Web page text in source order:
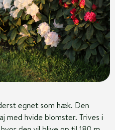
egnet som hæk. Den
med hvide blomster. Trives i